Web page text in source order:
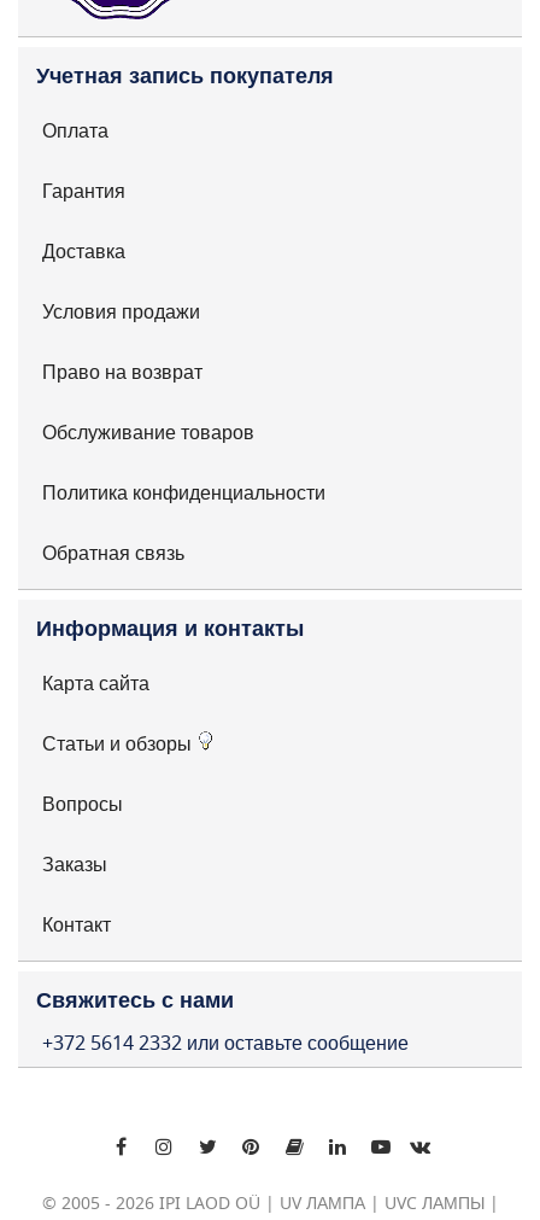
Учетная запись покупателя
Оплата
Гарантия
Доставка
Условия продажи
Право на возврат
Обслуживание товаров
Политика конфиденциальности
Обратная связь
Информация и контакты
Карта сайта
Статьи и обзоры
Вопросы
Заказы
Контакт
Свяжитесь с нами
+372 5614 2332 или оставьте сообщение
© 2005 - 2026 IPI LAOD OÜ | UV ЛАМПА | UVC ЛАМПЫ |